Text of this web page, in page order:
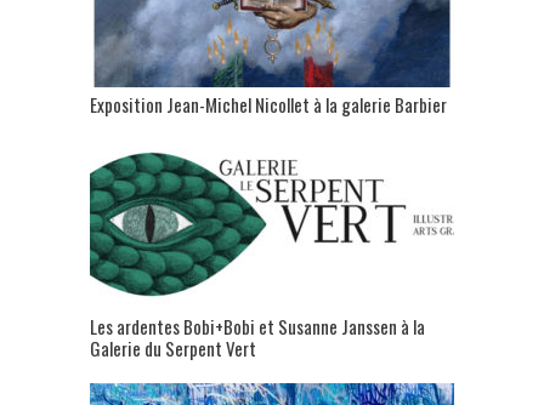
Exposition Jean-Michel Nicollet à la galerie Barbier
Les ardentes Bobi+Bobi et Susanne Janssen à la
Galerie du Serpent Vert